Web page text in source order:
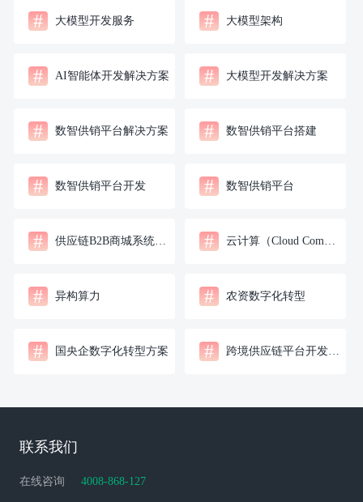
# 大模型开发服务 # 大模型架构
# AI智能体开发解决方案 # 大模型开发解决方案
# 数智供销平台解决方案 # 数智供销平台搭建
# 数智供销平台开发 # 数智供销平台
# 供应链B2B商城系统开发 #
# 异构算力 # 农资数字化转型
# 国央企数字化转型方案 # 跨境供应链平台开发公司
联系我们
在线咨询 4008-868-127